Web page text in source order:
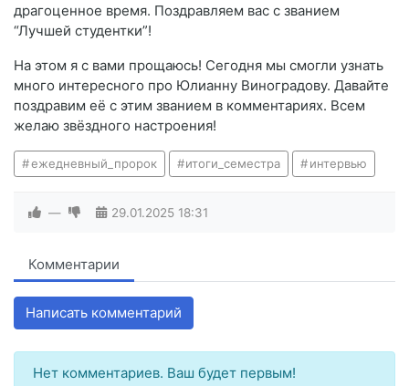
драгоценное время. Поздравляем вас с званием
“Лучшей студентки”!
На этом я с вами прощаюсь! Сегодня мы смогли узнать
много интересного про Юлианну Виноградову. Давайте
поздравим её с этим званием в комментариях. Всем
желаю звёздного настроения!
ежедневный_пророк итоги_семестра интервью
— 29.01.2025 18:31
Комментарии
Написать комментарий
Нет комментариев. Ваш будет первым!